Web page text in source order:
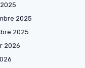
2025
2025
2026